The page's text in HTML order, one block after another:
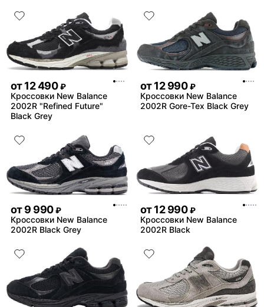
от12 490 ₽
Кроссовки New Balance
2002R "Refined Future"
Black Grey
от12 990 ₽
Кроссовки New Balance
2002R Gore-Tex Black Grey
от9 990 ₽
Кроссовки New Balance
2002R Black Grey
от12 990 ₽
Кроссовки New Balance
2002R Black